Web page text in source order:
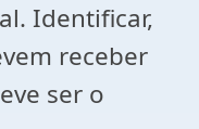
Identificar,
receber
ser o